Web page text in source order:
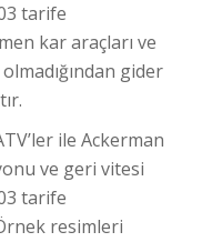
tarife
kar araçları ve
gider
ile Ackerman
ve geri vitesi
tarife
resimleri